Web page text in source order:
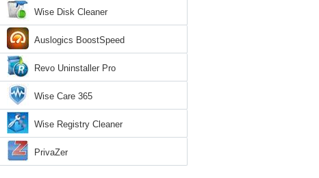
Wise Disk Cleaner
Auslogics BoostSpeed
Revo Uninstaller Pro
Wise Care 365
Wise Registry Cleaner
PrivaZer